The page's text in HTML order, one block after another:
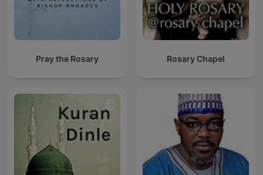
Pray the Rosary Rosary Chapel